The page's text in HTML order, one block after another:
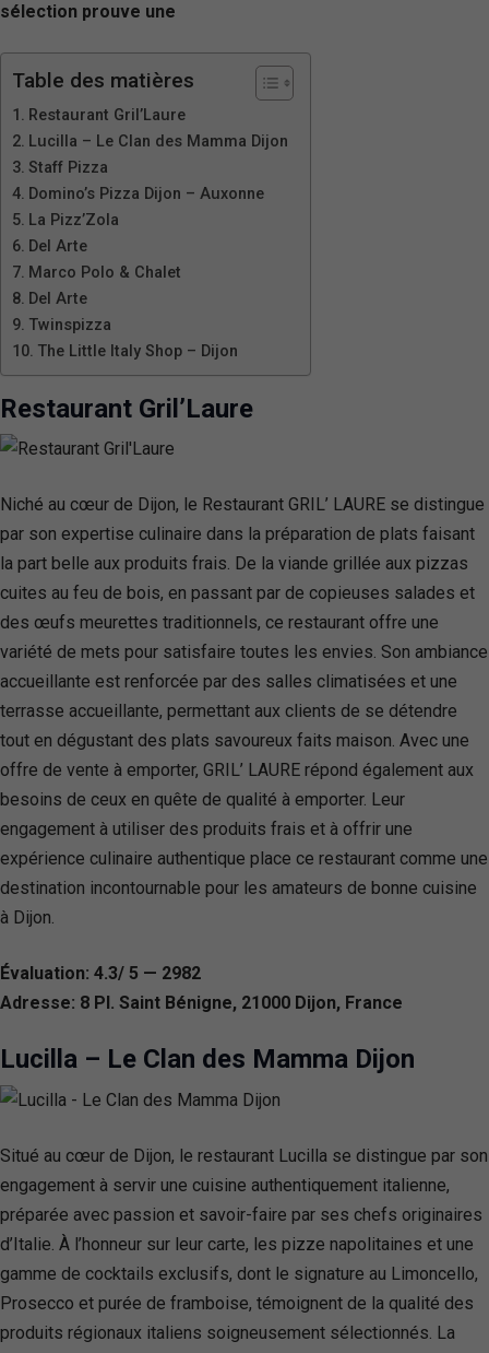
sélection prouve une
Table des matières
Restaurant Gril’Laure
Lucilla – Le Clan des Mamma Dijon
Staff Pizza
Domino’s Pizza Dijon – Auxonne
La Pizz’Zola
Del Arte
Marco Polo & Chalet
Del Arte
Twinspizza
The Little Italy Shop – Dijon
Restaurant Gril’Laure
Niché au cœur de Dijon, le Restaurant GRIL’ LAURE se distingue
par son expertise culinaire dans la préparation de plats faisant
la part belle aux produits frais. De la viande grillée aux pizzas
cuites au feu de bois, en passant par de copieuses salades et
des œufs meurettes traditionnels, ce restaurant offre une
variété de mets pour satisfaire toutes les envies. Son ambiance
accueillante est renforcée par des salles climatisées et une
terrasse accueillante, permettant aux clients de se détendre
tout en dégustant des plats savoureux faits maison. Avec une
offre de vente à emporter, GRIL’ LAURE répond également aux
besoins de ceux en quête de qualité à emporter. Leur
engagement à utiliser des produits frais et à offrir une
expérience culinaire authentique place ce restaurant comme une
destination incontournable pour les amateurs de bonne cuisine
à Dijon.
Évaluation: 4.3/ 5 — 2982
Adresse: 8 Pl. Saint Bénigne, 21000 Dijon, France
Lucilla – Le Clan des Mamma Dijon
Situé au cœur de Dijon, le restaurant Lucilla se distingue par son
engagement à servir une cuisine authentiquement italienne,
préparée avec passion et savoir-faire par ses chefs originaires
d’Italie. À l’honneur sur leur carte, les pizze napolitaines et une
gamme de cocktails exclusifs, dont le signature au Limoncello,
Prosecco et purée de framboise, témoignent de la qualité des
produits régionaux italiens soigneusement sélectionnés. La